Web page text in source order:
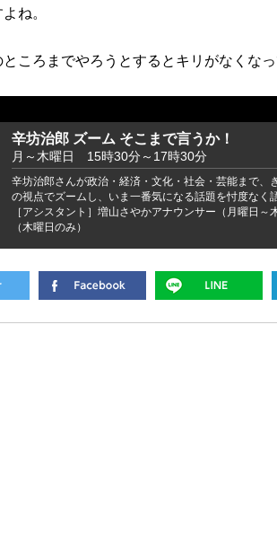
ね。
ころまでやろうとするとキリがなくなっ
辛坊治郎 ズーム そこまで言うか！
月～木曜日 15時30分～17時30分
辛坊治郎さんが政治・経済・文化・社会・芸能まで、
の視点でズームし、いま一番気になる話題を忖度なく
［アシスタント］増山さやかアナウンサー（月曜日
（木曜日のみ）